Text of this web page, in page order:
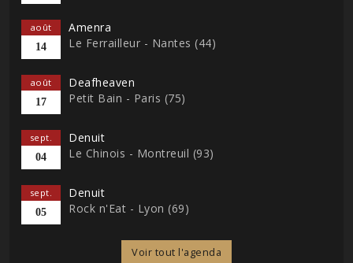
août
14
Amenra
Le Ferrailleur - Nantes (44)
août
17
Deafheaven
Petit Bain - Paris (75)
sept.
04
Denuit
Le Chinois - Montreuil (93)
sept.
05
Denuit
Rock n'Eat - Lyon (69)
Voir tout l'agenda